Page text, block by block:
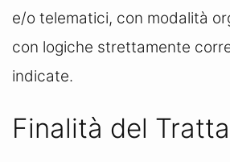
e/o telematici, con modalità
con logiche strettamente
indicate.
Finalità del